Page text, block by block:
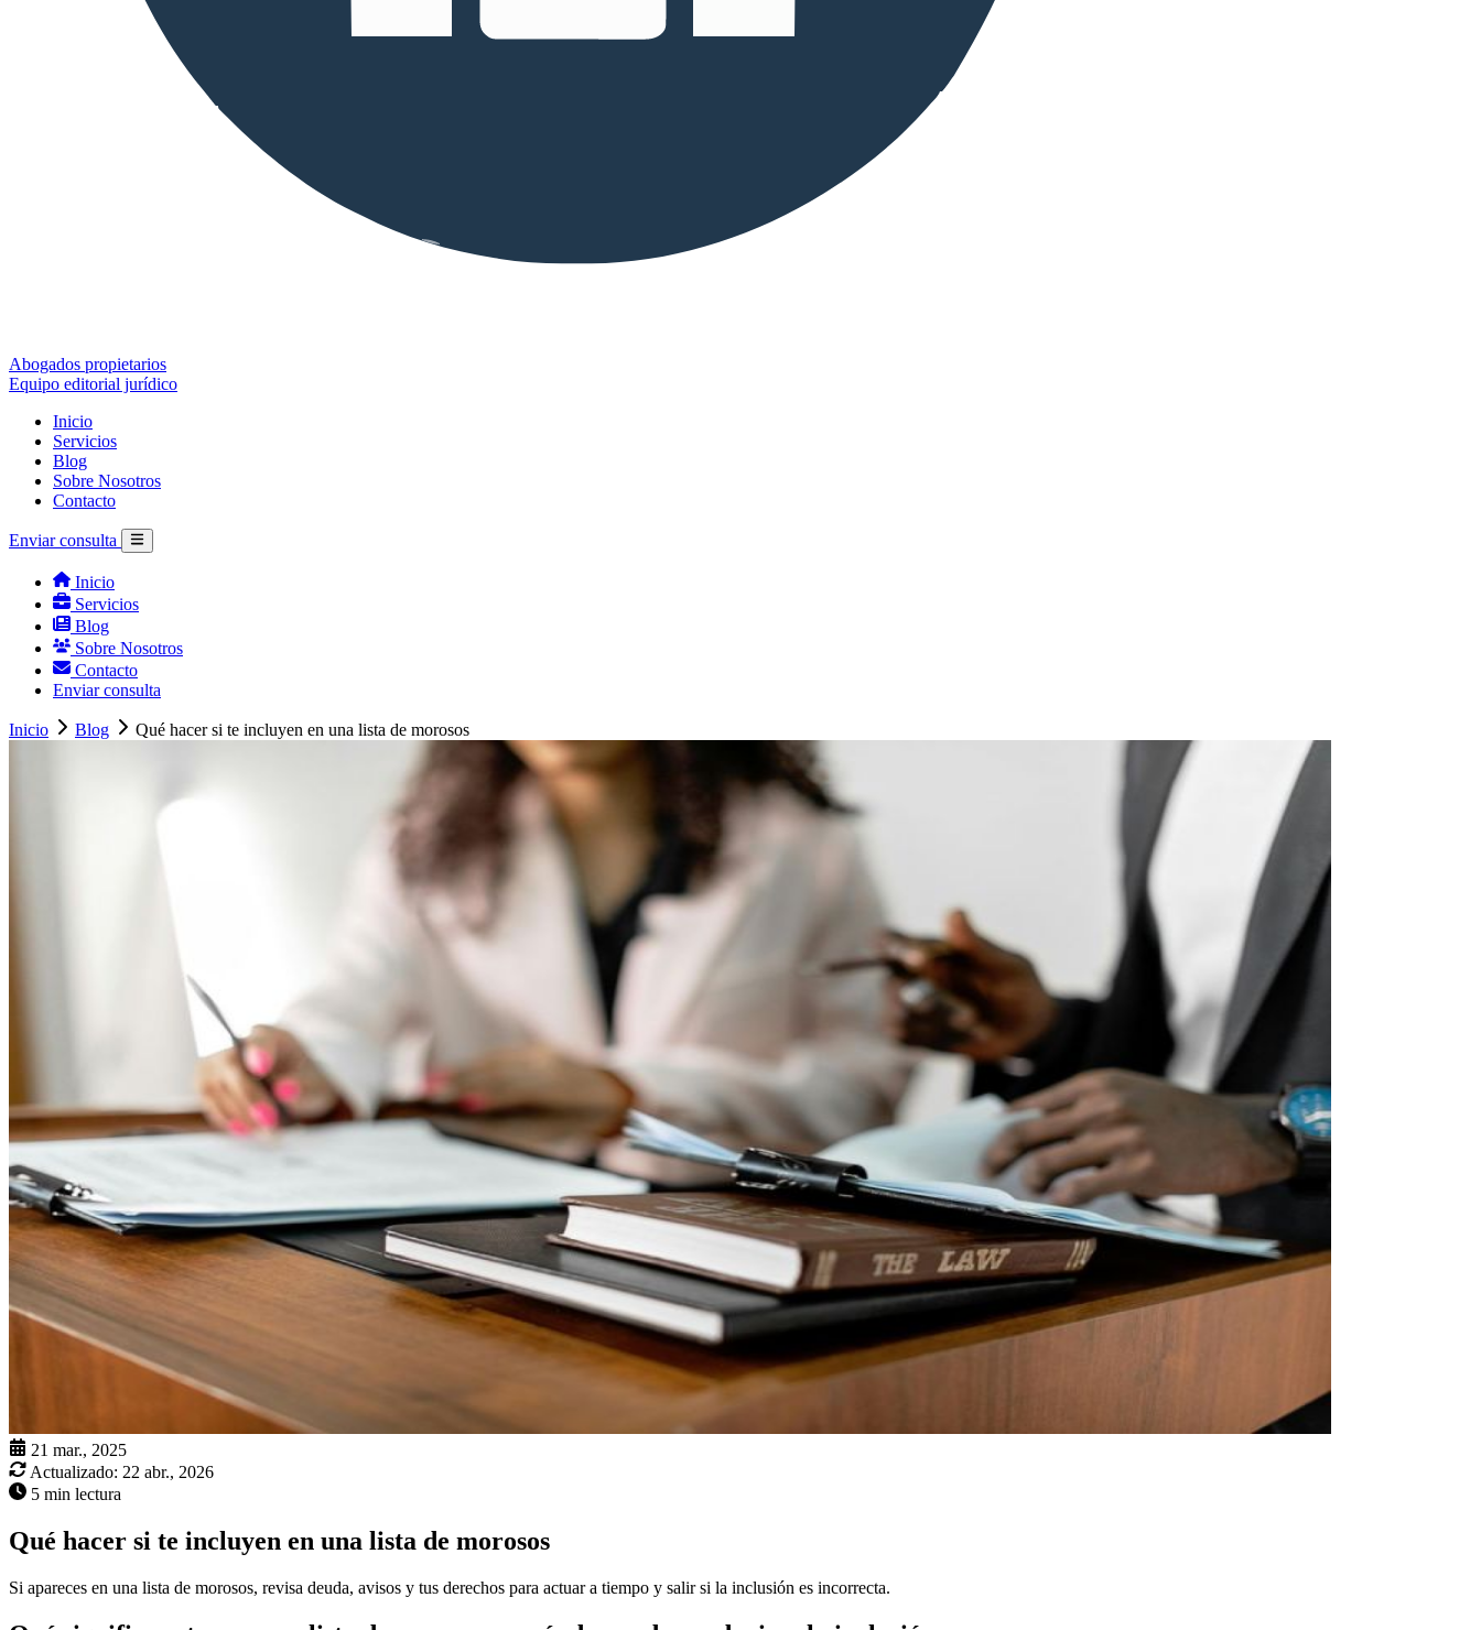
Abogados propietarios
Equipo editorial jurídico
Inicio
Servicios
Blog
Sobre Nosotros
Contacto
Enviar consulta
Inicio
Servicios
Blog
Sobre Nosotros
Contacto
Enviar consulta
Inicio Blog Qué hacer si te incluyen en una lista de morosos
21 mar., 2025
Actualizado: 22 abr., 2026
5 min lectura
Qué hacer si te incluyen en una lista de morosos
Si apareces en una lista de morosos, revisa deuda, avisos y tus derechos para actuar a tiempo y salir si la inclusión es incorrecta.